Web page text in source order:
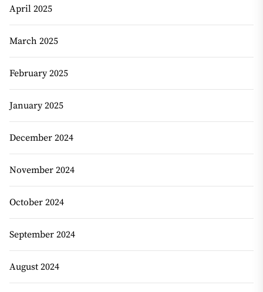
April 2025
March 2025
February 2025
January 2025
December 2024
November 2024
October 2024
September 2024
August 2024